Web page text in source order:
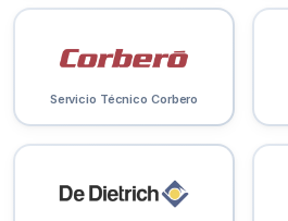
Servicio Técnico Corbero